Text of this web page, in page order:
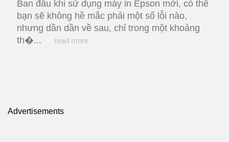
Ban đầu khi sử dụng máy in Epson mới, có thể
bạn sẽ không hề mắc phải một số lỗi nào,
nhưng dần dần về sau, chỉ trong một khoảng
th�...
read more
Advertisements